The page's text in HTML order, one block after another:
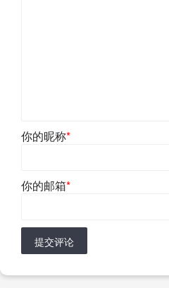
你的昵称*
你的邮箱*
提交评论